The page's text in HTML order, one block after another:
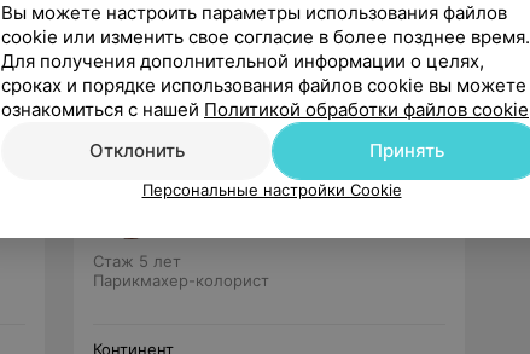
Данилюк Наталья
Стаж 5 лет
Парикмахер-колорист
Континент
Вы можете настроить параметры использования файлов
cookie или изменить свое согласие в более позднее время.
Для получения дополнительной информации о целях,
сроках и порядке использования файлов cookie вы можете
ознакомиться с нашей Политикой обработки файлов cookie
Отклонить
Принять
Персональные настройки Cookie